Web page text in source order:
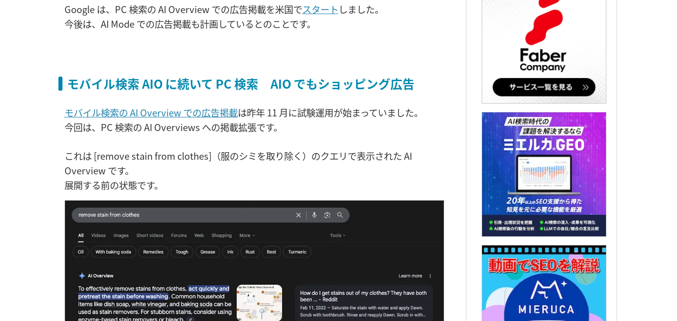
Google は、PC 検索の AI Overview での広告掲載を米国でスタート しました。
今後は、AI Mode での広告掲載も計画しているとのことです。
モバイル検索 AIO に続いて PC 検索 AIO でもショッピング広告
モバイル検索の AI Overview での広告掲載は昨年 11 月に試験運用が始まっていました。
今回は、PC 検索の AI Overviews への掲載拡張です。
これは [remove stain from clothes]（服のシミを取り除く）のクエリで表示された AI
Overview です。
展開する前の状態です。